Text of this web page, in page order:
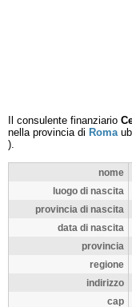
Il consulente finanziario
nella provincia di Roma
).
nome
luogo di nascita
provincia di nascita
data di nascita
provincia
regione
indirizzo
cap